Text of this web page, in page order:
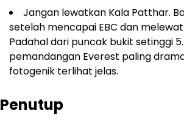
Jangan lewatkan Kala Patthar.
setelah mencapai EBC dan
Padahal dari puncak bukit setinggi
pemandangan Everest paling
fotogenik terlihat jelas.
Penutup